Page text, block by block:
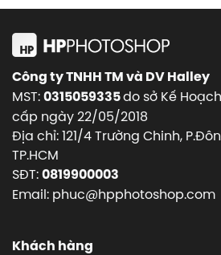
Công ty TNHH TM và DV Halley
MST:0315059335do sở Kế
cấp ngày 22/05/2018
Địa chỉ: 121/4 Trường Chinh,
TP.HCM
SĐT:0819900003
Email: phuc@hpphotoshop.com
Khách hàng